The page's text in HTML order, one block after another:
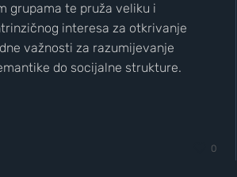
grupama te pruža veliku i
interesa za otkrivanje
važnosti za razumijevanje
do socijalne strukture.
0